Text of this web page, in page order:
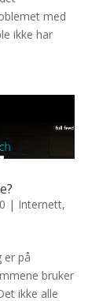
med
ikke har
| Internett,
er på
bruker
ikke alle